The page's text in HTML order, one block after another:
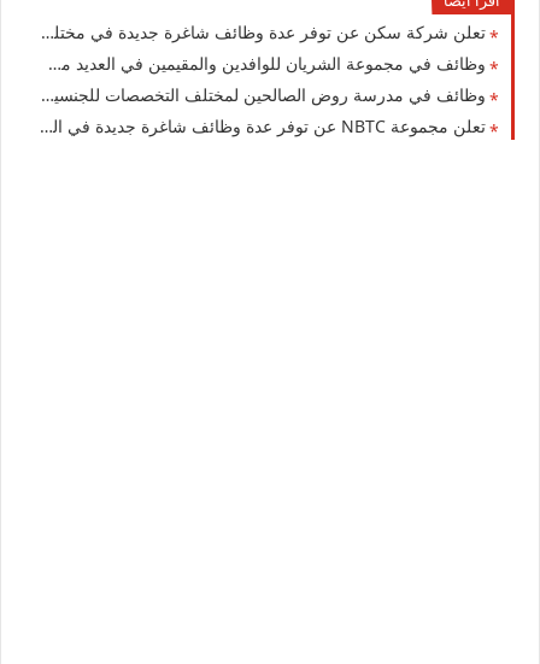
تعلن شركة سكن عن توفر عدة وظائف شاغرة جديدة في مختلف التخصصات برواتب ومزايا عالية في الكويت
وظائف في مجموعة الشريان للوافدين والمقيمين في العديد من التخصصات للجنسيين بالكويت
وظائف في مدرسة روض الصالحين لمختلف التخصصات للجنسيين للوافدين والأجانب في الكويت لعام 2026
تعلن مجموعة NBTC عن توفر عدة وظائف شاغرة جديدة في العديد من التخصصات في الكويت 2026